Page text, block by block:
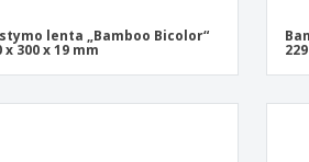
lenta „Bamboo Bicolor“
x 300 x 19 mm